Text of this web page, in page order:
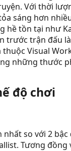
Với thời
sáng hơn
tồn tại như
trước trận đấu
Visual
những thước
độ chơi
so với 2
Tương